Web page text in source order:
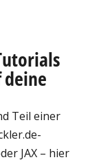
Teil einer
JAX – hier